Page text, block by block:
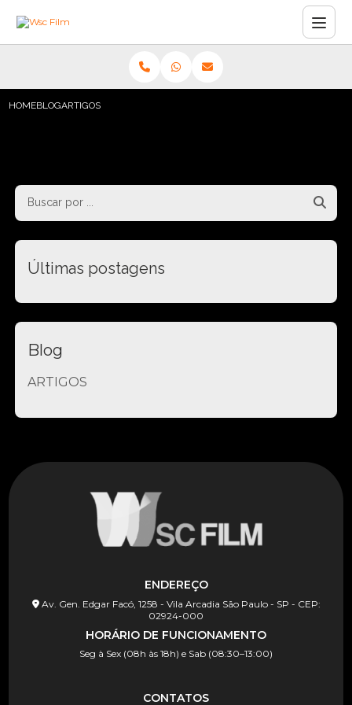
HOMEBLOGARTIGOS
Últimas postagens
Blog
ARTIGOS
ENDEREÇO
Av. Gen. Edgar Facó, 1258 - Vila Arcadia São Paulo - SP - CEP:
02924-000
HORÁRIO DE FUNCIONAMENTO
Seg à Sex (08h às 18h) e Sab (08:30–13:00)
CONTATOS